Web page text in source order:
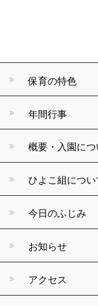
保育の特色
年間行事
概要・入園につ
ひよこ組につい
今日のふじみ
お知らせ
アクセス